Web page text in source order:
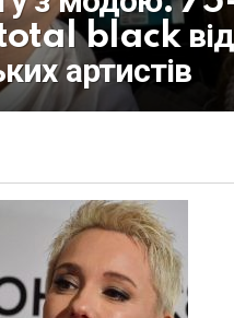
black
артистів